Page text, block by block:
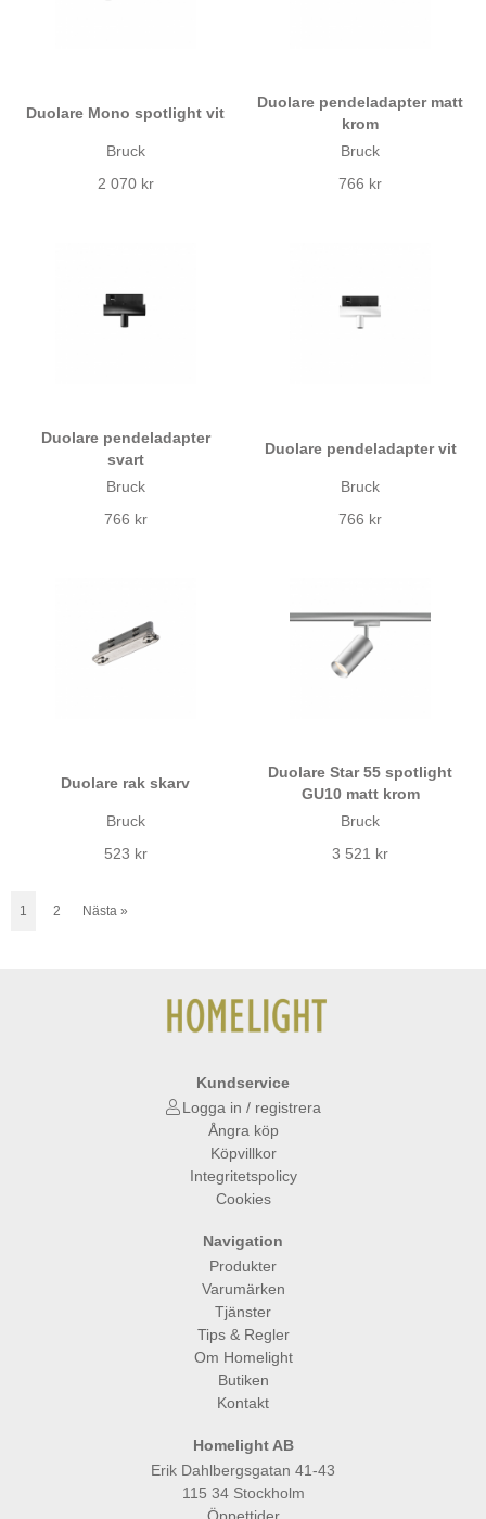
Duolare Mono spotlight vit
Bruck
2 070 kr
Duolare pendeladapter matt
krom
Bruck
766 kr
Duolare pendeladapter
svart
Bruck
766 kr
Duolare pendeladapter vit
Bruck
766 kr
Duolare rak skarv
Bruck
523 kr
Duolare Star 55 spotlight
GU10 matt krom
Bruck
3 521 kr
1 2 Nästa »
Kundservice
Logga in / registrera
Ångra köp
Köpvillkor
Integritetspolicy
Cookies
Navigation
Produkter
Varumärken
Tjänster
Tips & Regler
Om Homelight
Butiken
Kontakt
Homelight AB
Erik Dahlbergsgatan 41-43
115 34 Stockholm